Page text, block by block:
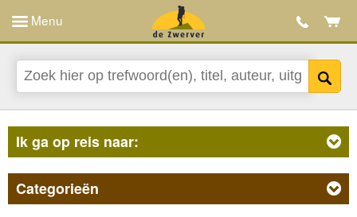
Menu
Ik ga op reis naar:
Categorieën